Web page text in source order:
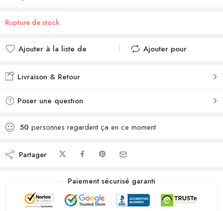
Rupture de stock
Ajouter à la liste de
Ajouté à la liste de
Ajouter pour
Livraison & Retour
Poser une question
50 personnes regardent ça en ce moment
Partager
Paiement sécurisé garanti